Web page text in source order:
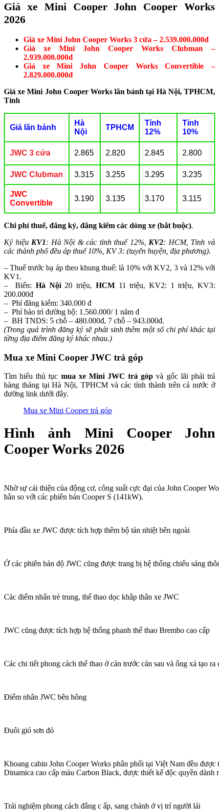
Giá xe Mini Cooper John Cooper Works
2026
Giá xe Mini John Cooper Works 3 cửa – 2.539.000.000đ
Giá xe Mini John Cooper Works Clubman –
2.939.000.000đ
Giá xe Mini John Cooper Works Convertible –
2.829.000.000đ
Giá xe Mini John Cooper Works lăn bánh tại Hà Nội, TPHCM,
Tỉnh
Giá lăn bánh
Hà
Nội
TPHCM
Tỉnh
12%
Tỉnh
10%
JWC 3 cửa 2.865 2.820 2.845 2.800
JWC Clubman 3.315 3.255 3.295 3.235
JWC
Convertible
3.190 3.135 3.170 3.115
Chi phí thuế, đăng ký, đăng kiểm các dòng xe (bắt buộc).
Ký hiệu KV1: Hà Nội & các tỉnh thuế 12%, KV2: HCM, Tỉnh và
các thành phố đều áp thuế 10%, KV 3: (tuyến huyện, địa phương).
– Thuế trước bạ áp theo khung thuế: là 10% với KV2, 3 và 12% với
KV1.
– Biển:Hà Nội20 triệu, HCM11 triệu, KV2: 1 triệu, KV3:
200.000đ
– Phí đăng kiểm: 340.000 đ
– Phí bảo trì đường bộ: 1.560.000/ 1 năm đ
– BH TNDS: 5 chỗ – 480.000đ, 7 chỗ – 943.000đ.
(Trong quá trình đăng ký sẽ phát sinh thêm một số chi phí khác tại
từng địa điểm đăng ký khác nhau.)
Mua xe Mini Cooper JWC trả góp
Tìm hiểu thủ tục mua xe Mini JWC trả gópvà gốc lãi phải trả
hàng tháng tại Hà Nội, TPHCM và các tỉnh thành trên cả nước ở
đường link dưới đây.
Mua xe Mini Cooper trả góp
Hình ảnh Mini Cooper John
Cooper Works 2026
Nhờ sự cải thiện của động cơ, công suất cực đại của John Cooper
hẳn so với các phiên bản Cooper S (141kW).
Phía đầu xe JWC được tích hợp thêm bộ tản nhiệt bên ngoài
Ở các phiên bản độ JWC cũng được trang bị hệ thống chiếu sáng
Các điểm nhấn trẻ trung, thể thao dọc khắp thân xe JWC
JWC cũng được tích hợp hệ thống phanh thể thao Brembo cao cấp
Các chi tiết phong cách thể thao ở cản trước cản sau và ống xả tạo ra
Điểm nhân JWC bên hông
Đuôi gió sơn đỏ
Khoang cabin John Cooper Works phân phối tại Việt Nam đều được
Dinamica cao cấp màu Carbon Black, được thiết kế độc quyền dành
Trải nghiệm phong cách đẳng c ấp, sang chảnh ở vị trí người lái